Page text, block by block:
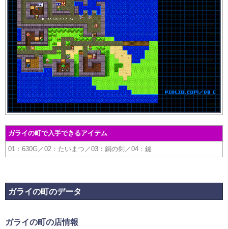
ガライの町で入手できるアイテム
01：630G／02：たいまつ／03：銅の剣／04：鍵
ガライの町のデータ
ガライの町の店情報